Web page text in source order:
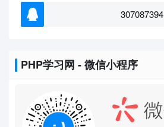
307087394
PHP学习网 - 微信小程序